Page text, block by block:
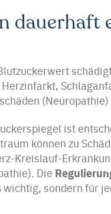
dauerhaft
ist
können zu
Kreislauf-
Die
wichtig, sondern für